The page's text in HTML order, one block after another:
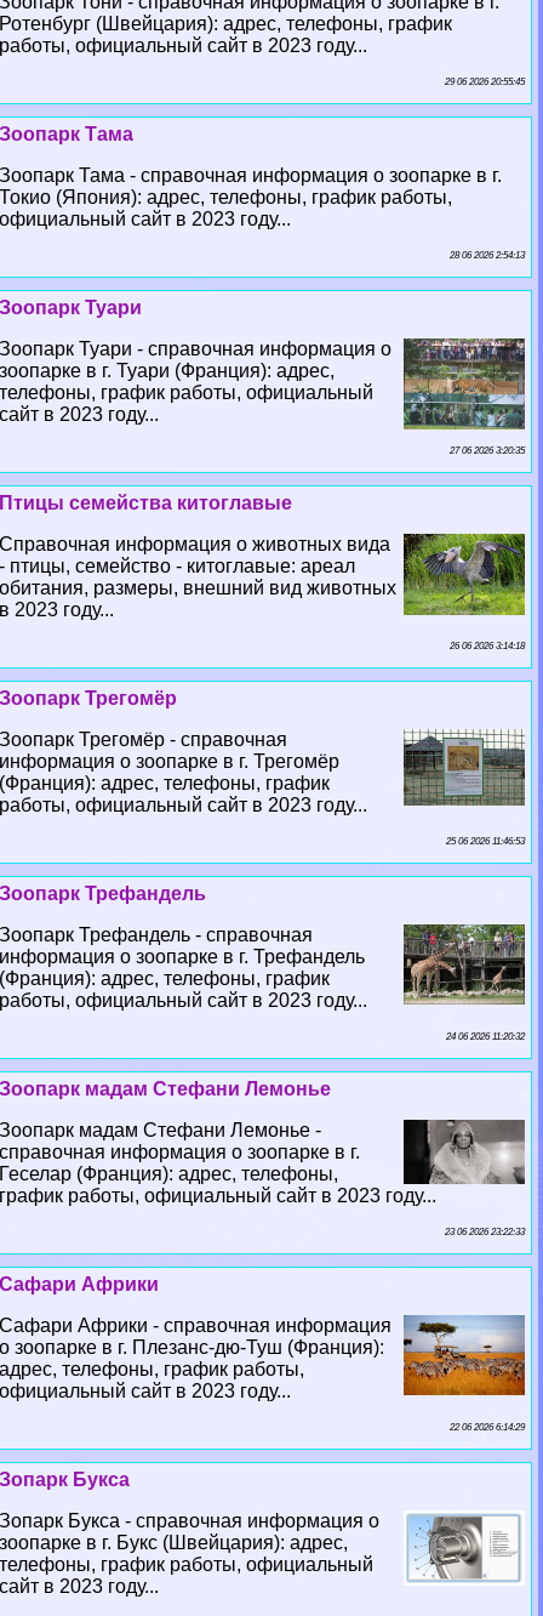
Ротенбург (Швейцария): адрес, телефоны, график
работы, официальный сайт в 2023 году...
29 06 2026 20:55:45
Зоопарк Тама
Зоопарк Тама - справочная информация о зоопарке в г.
Токио (Япония): адрес, телефоны, график работы,
официальный сайт в 2023 году...
28 06 2026 2:54:13
Зоопарк Туари
Зоопарк Туари - справочная информация о
зоопарке в г. Туари (Франция): адрес,
телефоны, график работы, официальный
сайт в 2023 году...
27 06 2026 3:20:35
Птицы семейства китоглавые
Справочная информация о животных вида
- птицы, семейство - китоглавые: ареал
обитания, размеры, внешний вид животных
в 2023 году...
26 06 2026 3:14:18
Зоопарк Трегомёр
Зоопарк Трегомёр - справочная
информация о зоопарке в г. Трегомёр
(Франция): адрес, телефоны, график
работы, официальный сайт в 2023 году...
25 06 2026 11:46:53
Зоопарк Трефандель
Зоопарк Трефандель - справочная
информация о зоопарке в г. Трефандель
(Франция): адрес, телефоны, график
работы, официальный сайт в 2023 году...
24 06 2026 11:20:32
Зоопарк мадам Стефани Лемонье
Зоопарк мадам Стефани Лемонье -
справочная информация о зоопарке в г.
Геселар (Франция): адрес, телефоны,
график работы, официальный сайт в 2023 году...
23 06 2026 23:22:33
Сафари Африки
Сафари Африки - справочная информация
о зоопарке в г. Плезанс-дю-Туш (Франция):
адрес, телефоны, график работы,
официальный сайт в 2023 году...
22 06 2026 6:14:29
Зопарк Букса
Зопарк Букса - справочная информация о
зоопарке в г. Букс (Швейцария): адрес,
телефоны, график работы, официальный
сайт в 2023 году...